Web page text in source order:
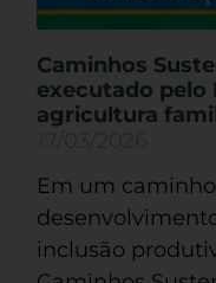
Caminhos
executado pelo
agricultura
Em um
inclusão